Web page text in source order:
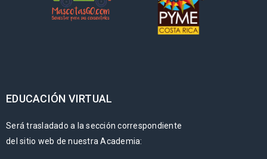
EDUCACIÓN VIRTUAL
Será trasladado a la sección correspondiente
del sitio web de nuestra Academia: